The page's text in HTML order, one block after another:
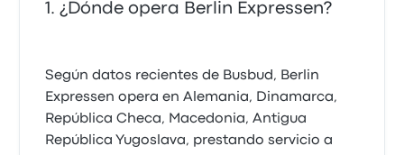
¿Dónde opera Berlin Expressen?
Según datos recientes de Busbud, Berlin
Expressen opera en Alemania, Dinamarca,
República Checa, Macedonia, Antigua
República Yugoslava, prestando servicio a